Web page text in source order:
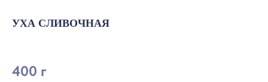
УХА СЛИВОЧНАЯ
400 г